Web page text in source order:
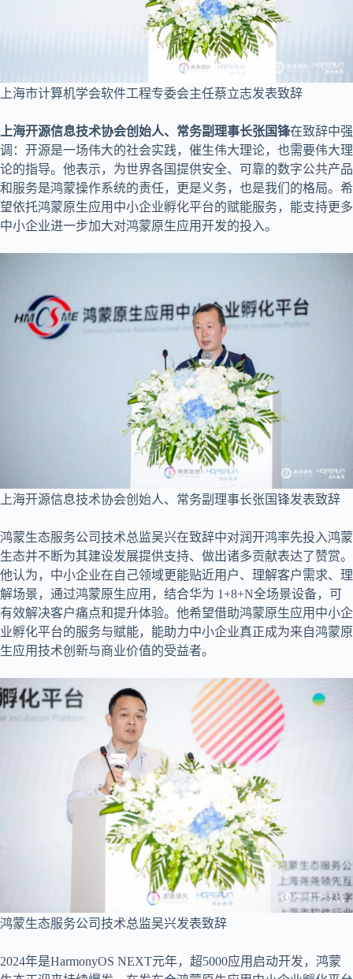
上海市计算机学会软件工程专委会主任蔡立志发表致辞
上海开源信息技术协会创始人、常务副理事长张国锋在致辞中强
调：开源是一场伟大的社会实践，催生伟大理论，也需要伟大理
论的指导。他表示，为世界各国提供安全、可靠的数字公共产品
和服务是鸿蒙操作系统的责任，更是义务，也是我们的格局。希
望依托鸿蒙原生应用中小企业孵化平台的赋能服务，能支持更多
中小企业进一步加大对鸿蒙原生应用开发的投入。
上海开源信息技术协会创始人、常务副理事长张国锋发表致辞
鸿蒙生态服务公司技术总监吴兴在致辞中对润开鸿率先投入鸿蒙
生态并不断为其建设发展提供支持、做出诸多贡献表达了赞赏。
他认为，中小企业在自己领域更能贴近用户、理解客户需求、理
解场景，通过鸿蒙原生应用，结合华为 1+8+N全场景设备，可
有效解决客户痛点和提升体验。他希望借助鸿蒙原生应用中小企
业孵化平台的服务与赋能，能助力中小企业真正成为来自鸿蒙原
生应用技术创新与商业价值的受益者。
鸿蒙生态服务公司技术总监吴兴发表致辞
2024年是HarmonyOS NEXT元年，超5000应用启动开发，鸿蒙